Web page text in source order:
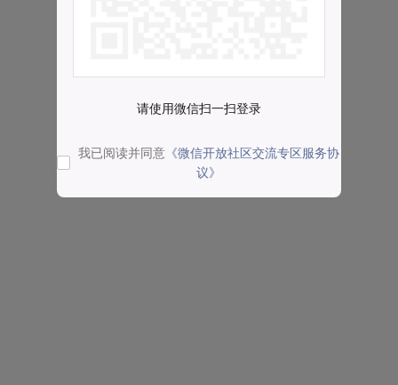
请使用微信扫一扫登录
我已阅读并同意 《微信开放社区交流专区服务协
议》